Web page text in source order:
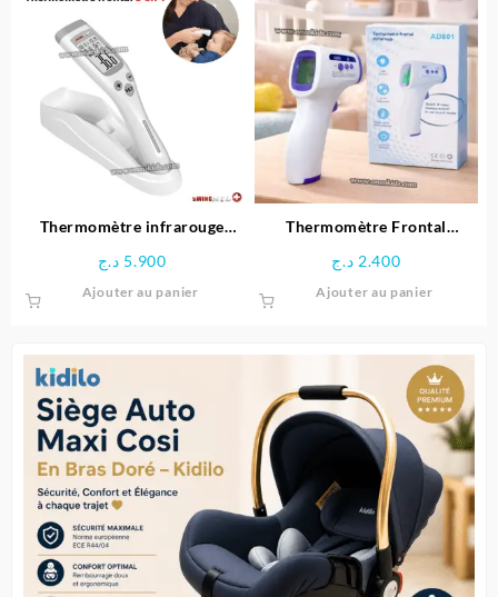
Thermomètre infrarouge
5.900 د.ج
Ajouter au panier
Thermomètre Frontal
2.400 د.ج
Ajouter au panier